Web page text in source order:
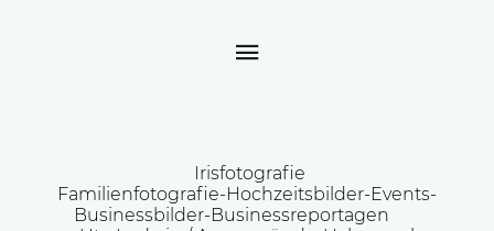
Irisfotografie
Familienfotografie-Hochzeitsbilder-Events-
Businessbilder-Businessreportagen